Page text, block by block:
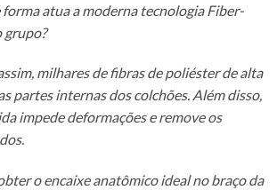
forma atua a moderna tecnologia Fiber-
grupo?
milhares de fibras de poliéster de alta
partes internas dos colchões. Além disso,
impede deformações e remove os
o encaixe anatômico ideal no braço da